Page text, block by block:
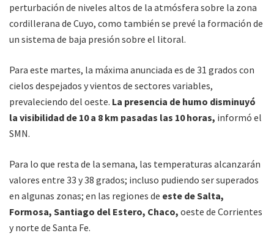
perturbación de niveles altos de la atmósfera sobre la zona
cordillerana de Cuyo, como también se prevé la formación de
un sistema de baja presión sobre el litoral.
Para este martes, la máxima anunciada es de 31 grados con
cielos despejados y vientos de sectores variables,
prevaleciendo del oeste. La presencia de humo disminuyó
la visibilidad de 10 a 8 km pasadas las 10 horas, informó el
SMN.
Para lo que resta de la semana, las temperaturas alcanzarán
valores entre 33 y 38 grados; incluso pudiendo ser superados
en algunas zonas; en las regiones de este de Salta,
Formosa, Santiago del Estero, Chaco, oeste de Corrientes
y norte de Santa Fe.